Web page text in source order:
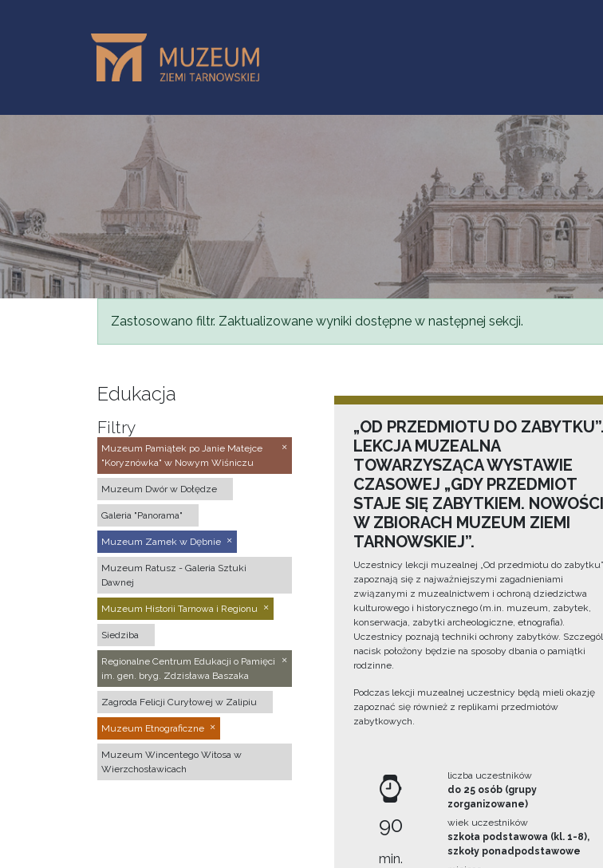
Komunikat
Zastosowano filtr. Zaktualizowane wyniki dostępne w następnej sekcji.
Edukacja
Filtry
Muzeum Pamiątek po Janie Matejce
"Koryznówka" w Nowym Wiśniczu
Muzeum Dwór w Dołędze
Galeria "Panorama"
Muzeum Zamek w Dębnie
Muzeum Ratusz - Galeria Sztuki
Dawnej
Muzeum Historii Tarnowa i Regionu
Siedziba
Regionalne Centrum Edukacji o Pamięci
im. gen. bryg. Zdzisława Baszaka
Zagroda Felicji Curyłowej w Zalipiu
Muzeum Etnograficzne
Muzeum Wincentego Witosa w
Wierzchosławicach
„OD PRZEDMIOTU DO ZABYTKU”.
LEKCJA MUZEALNA
TOWARZYSZĄCA WYSTAWIE
CZASOWEJ „GDY PRZEDMIOT
STAJE SIĘ ZABYTKIEM. NOWOŚCI
W ZBIORACH MUZEUM ZIEMI
TARNOWSKIEJ”.
Uczestnicy lekcji muzealnej „Od przedmiotu do zabytku”
zapoznają się z najważniejszymi zagadnieniami
związanymi z muzealnictwem i ochroną dziedzictwa
kulturowego i historycznego (m.in. muzeum, zabytek,
konserwacja, zabytki archeologiczne, etnografia).
Uczestnicy poznają techniki ochrony zabytków.
nacisk położony będzie na sposoby dbania o pamiątki
rodzinne.
Podczas lekcji muzealnej uczestnicy będą mieli okazję
zapoznać się również z replikami przedmiotów
zabytkowych.
90
min.
liczba uczestników
do 25 osób (grupy
zorganizowane)
wiek uczestników
szkoła podstawowa (kl. 1-8),
szkoły ponadpodstawowe